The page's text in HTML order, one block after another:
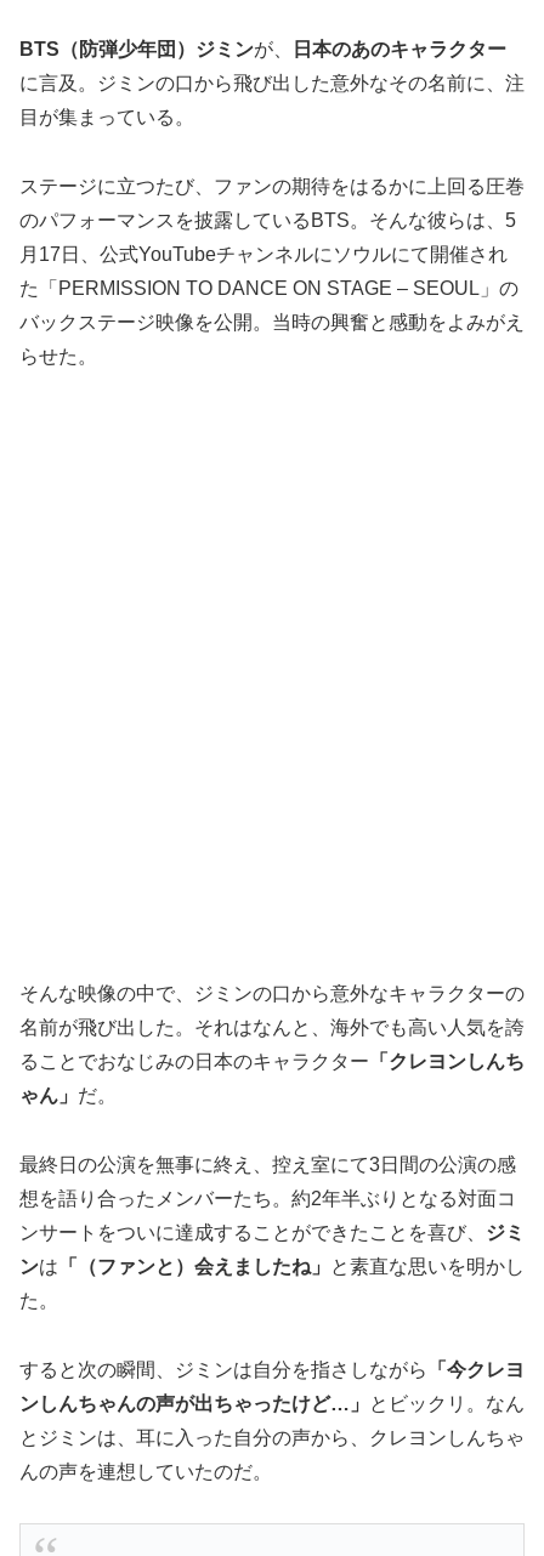
BTS（防弾少年団）ジミンが、
日本のあのキャラクター
に言及。ジミンの口から飛び出した意外なその名前に、注
目が集まっている。
ステージに立つたび、ファンの期待をはるかに上回る圧巻
のパフォーマンスを披露しているBTS。そんな彼らは、5
月17日、公式YouTubeチャンネルにソウルにて開催され
た「PERMISSION TO DANCE ON STAGE – SEOUL」の
バックステージ映像を公開。当時の興奮と感動をよみがえ
らせた。
そんな映像の中で、ジミンの口から意外なキャラクターの
名前が飛び出した。それはなんと、海外でも高い人気を誇
ることでおなじみの日本のキャラクター 「クレヨンしんち
ゃん」 だ。
最終日の公演を無事に終え、控え室にて3日間の公演の感
想を語り合ったメンバーたち。約2年半ぶりとなる対面コ
ンサートをついに達成することができたことを喜び、 ジミ
ンは 「（ファンと）会えましたね」
と素直な思いを明かし
た。
すると次の瞬間、ジミンは自分を指さしながら
「今クレヨ
ンしんちゃんの声が出ちゃったけど…」
とビックリ。なん
とジミンは、耳に入った自分の声から、クレヨンしんちゃ
んの声を連想していたのだ。